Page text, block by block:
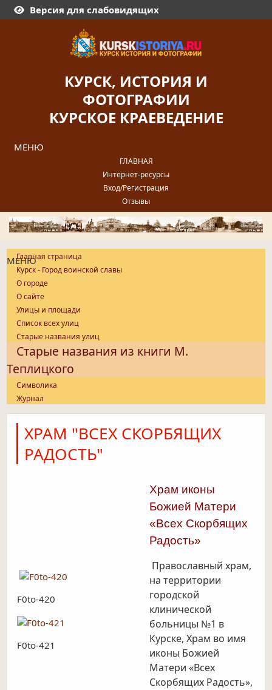
Версия для слабовидящих
КУРСК, ИСТОРИЯ И
ФОТОГРАФИИ
КУРСКОЕ КРАЕВЕДЕНИЕ
МЕНЮ
ГЛАВНАЯ
Интернет-ресурсы
Вход/Регистрация
Отзывы
МЕНЮ
Главная страница
Курск - Город воинской славы
О городе
О сайте
Улицы и площади
Список всех улиц
Старые названия улиц
Старые названия из книги М.
Теплицкого
Символика
Журнал
ХРАМ "ВСЕХ СКОРБЯЩИХ
РАДОСТЬ"
F0to-420
F0to-421
Храм иконы
Божией Матери
«Всех Скорбящих
Радость»
Православный храм,
на территории
городской
клинической
больницы №1 в
Курске, Храм во имя
иконы Божией
Матери «Всех
Скорбящих Радость»,